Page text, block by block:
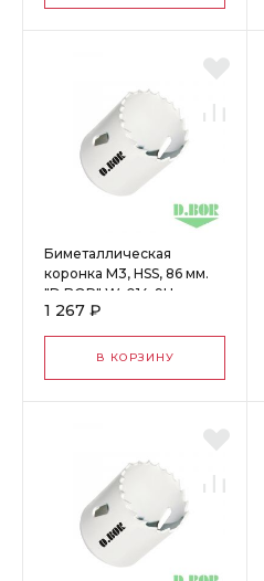
Биметаллическая
коронка М3, HSS, 86 мм.
"D.BOR" W-014-9H-
4008605D
1 267 ₽
В КОРЗИНУ